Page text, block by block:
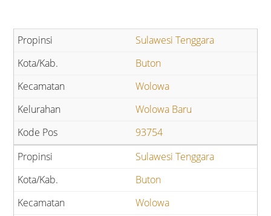
Sulawesi Tenggara
Buton
Wolowa
Wolowa Baru
93754
Sulawesi Tenggara
Buton
Wolowa